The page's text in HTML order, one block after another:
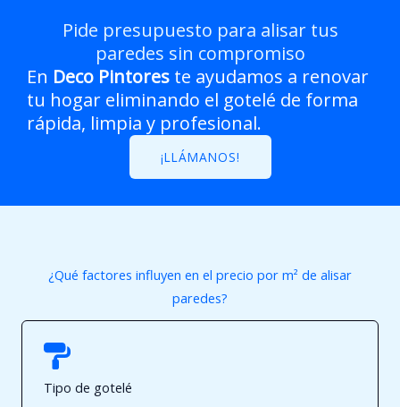
Pide presupuesto para alisar tus
paredes sin compromiso
En Deco Pintores te ayudamos a renovar
tu hogar eliminando el gotelé de forma
rápida, limpia y profesional.
¡LLÁMANOS!
¿Qué factores influyen en el precio por m² de alisar
paredes?
Tipo de gotelé